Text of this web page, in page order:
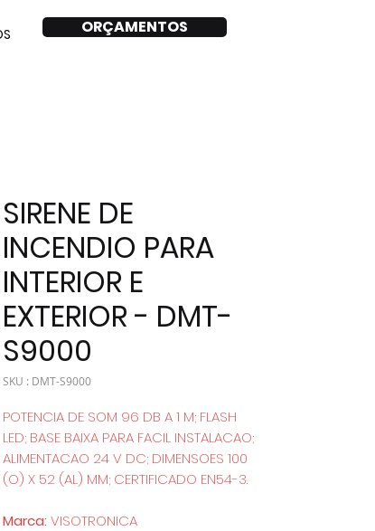
ORÇAMENTOS
SIRENE DE
INCENDIO PARA
INTERIOR E
EXTERIOR - DMT-
S9000
SKU : DMT-S9000
POTENCIA DE SOM 96 DB A 1 M; FLASH
LED; BASE BAIXA PARA FACIL INSTALACAO;
ALIMENTACAO 24 V DC; DIMENSOES 100
(O) X 52 (AL) MM; CERTIFICADO EN54-3.
Marca: VISOTRONICA